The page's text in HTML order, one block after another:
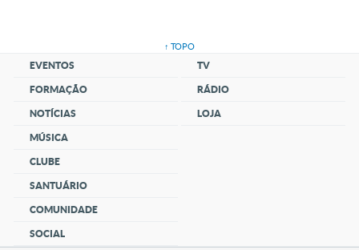
↑ TOPO
EVENTOS
FORMAÇÃO
NOTÍCIAS
MÚSICA
CLUBE
SANTUÁRIO
COMUNIDADE
SOCIAL
TV
RÁDIO
LOJA